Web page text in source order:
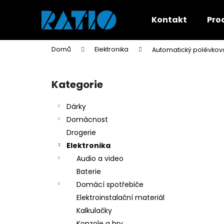
Kontakt
Domů Elektronika Automatický
Přeskočit
kategorie
Kategorie
Dárky
Domácnost
Drogerie
Elektronika
Audio a video
Baterie
Domácí spotřebiče
Elektroinstalační materiál
Kalkulačky
í
Zpět
do
obchodu
Zpět
do
obchodu